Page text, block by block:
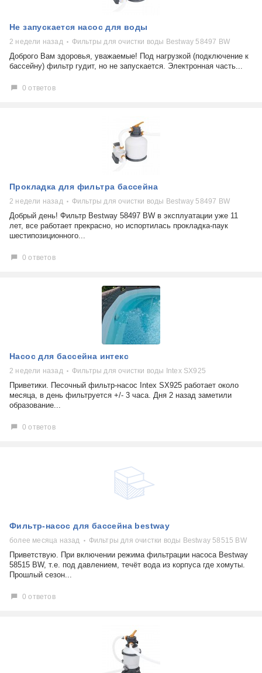
Посудомоечные машины
Наушники
Пылесосы
Проблемы по тегам
Выберите...
не включается
стоимость замены
самостоятельный ремонт
решение проблемы
Не запускается насос для воды
2 недели назад Фильтры для очистки воды Bestway 58497 BW
Доброго Вам здоровья, уважаемые! Под нагрузкой (подключение к
бассейну) фильтр гудит, но не запускается. Электронная часть...
0 ответов
Прокладка для фильтра бассейна
2 недели назад Фильтры для очистки воды Bestway 58497 BW
Добрый день! Фильтр Bestway 58497 BW в эксплуатации уже 11
лет, все работает прекрасно, но испортилась прокладка-паук
шестипозиционного...
0 ответов
Насос для бассейна интекс
2 недели назад Фильтры для очистки воды Intex SX925
Приветики. Песочный фильтр-насос Intex SX925 работает около
месяца, в день фильтруется +/- 3 часа. Дня 2 назад заметили
образование...
0 ответов
Фильтр-насос для бассейна bestway
более месяца назад Фильтры для очистки воды Bestway 58515 BW
Приветствую. При включении режима фильтрации насоса Bestway
58515 BW, т.е. под давлением, течёт вода из корпуса где хомуты.
Прошлый сезон...
0 ответов